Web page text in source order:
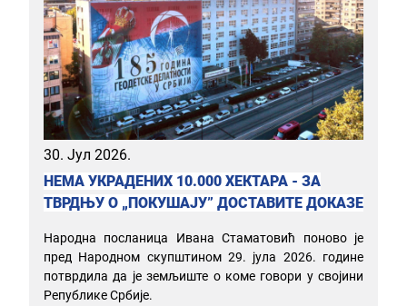
30. Јул 2026.
НЕМА УКРАДЕНИХ 10.000 ХЕКТАРА - ЗА
ТВРДЊУ О „ПОКУШАЈУ” ДОСТАВИТЕ ДОКАЗЕ
Народна посланица Ивана Стаматовић поново је
пред Народном скупштином 29. јула 2026. године
потврдила да је земљиште о коме говори у својини
Републике Србије.